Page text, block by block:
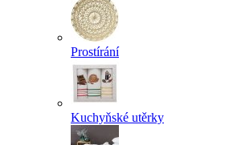
Prostírání
Kuchyňské utěrky